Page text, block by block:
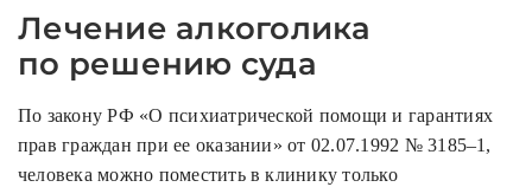
Лечение алкоголика
по решению суда
По закону РФ «О психиатрической помощи и гарантиях
прав граждан при ее оказании» от 02.07.1992 № 3185–1,
человека можно поместить в клинику только